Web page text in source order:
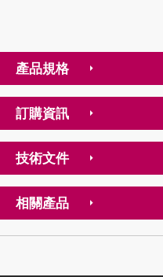
產品規格
訂購資訊
技術文件
相關產品